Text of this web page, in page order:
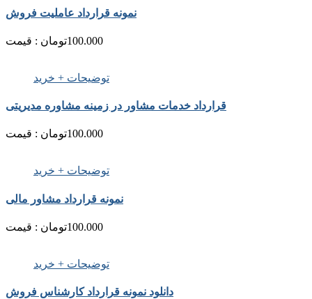
نمونه قرارداد عاملیت فروش
قیمت : 100.000تومان
توضیحات + خرید
قرارداد خدمات مشاور در زمينه مشاوره مدیریتی
قیمت : 100.000تومان
توضیحات + خرید
نمونه قرارداد مشاور مالی
قیمت : 100.000تومان
توضیحات + خرید
دانلود نمونه قرارداد کارشناس فروش